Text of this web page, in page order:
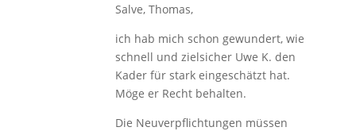
Salve, Thomas,
ich hab mich schon gewundert, wie
schnell und zielsicher Uwe K. den
Kader für stark eingeschätzt hat.
Möge er Recht behalten.
Die Neuverpflichtungen müssen